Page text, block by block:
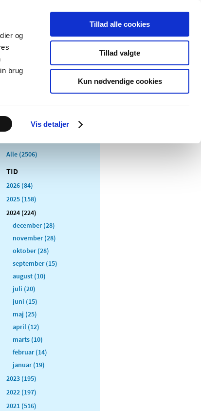
og
brug
Vis detaljer
Tillad alle cookies
Tillad valgte
Kun nødvendige cookies
Særlige
produktområder
Alle (2506)
TID
2026 (84)
2025 (158)
2024 (224)
december (28)
november (28)
oktober (28)
september (15)
august (10)
juli (20)
juni (15)
maj (25)
april (12)
marts (10)
februar (14)
januar (19)
2023 (195)
2022 (197)
2021 (516)